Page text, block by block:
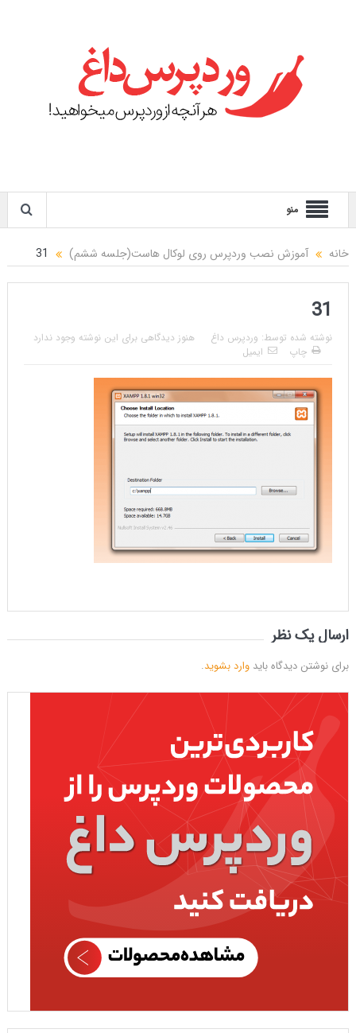
منو
خانه آموزش نصب وردپرس روی لوکال هاست(جلسه ششم) 31
31
نوشته شده توسط: وردپرس داغ
هنوز دیدگاهی برای این نوشته وجود ندارد
چاپ
ایمیل
ارسال یک نظر
برای نوشتن دیدگاه باید وارد بشوید.